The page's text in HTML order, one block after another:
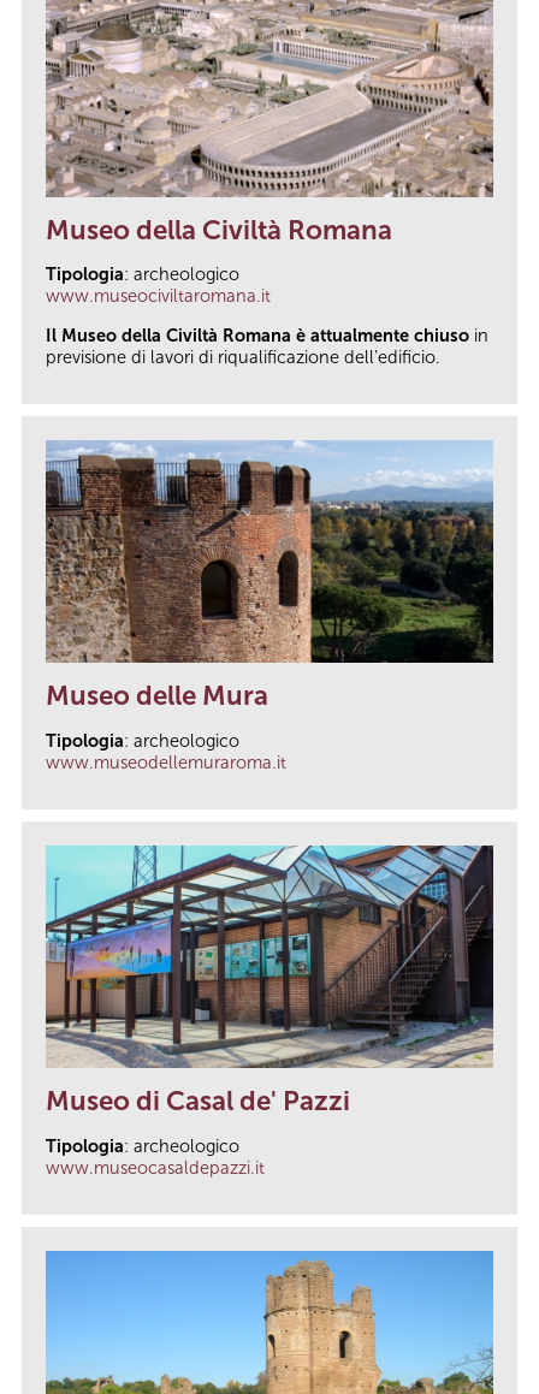
Museo della Civiltà Romana
Tipologia: archeologico
www.museociviltaromana.it
Il Museo della Civiltà Romana è attualmente chiuso in
previsione di lavori di riqualificazione dell’edificio.
Museo delle Mura
Tipologia: archeologico
www.museodellemuraroma.it
Museo di Casal de' Pazzi
Tipologia: archeologico
www.museocasaldepazzi.it